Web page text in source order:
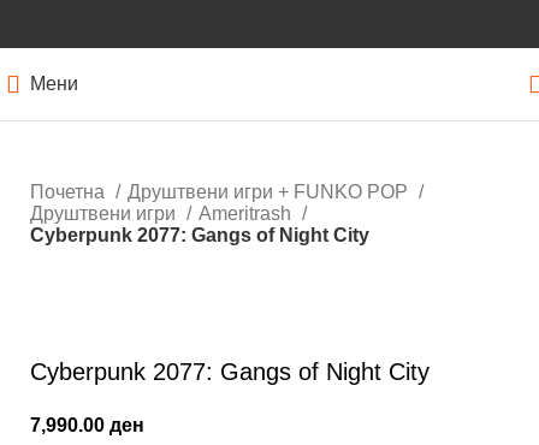
Мени
Почетна
Друштвени игри + FUNKO POP
Друштвени игри
Ameritrash
Cyberpunk 2077: Gangs of Night City
Cyberpunk 2077: Gangs of Night City
7,990.00 ден